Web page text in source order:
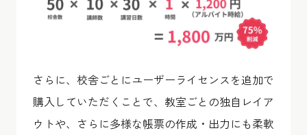
さらに、校舎ごとにユーザーライセンスを追加で
購入していただくことで、教室ごとの独自レイア
ウトや、さらに多様な帳票の作成・出力にも柔軟